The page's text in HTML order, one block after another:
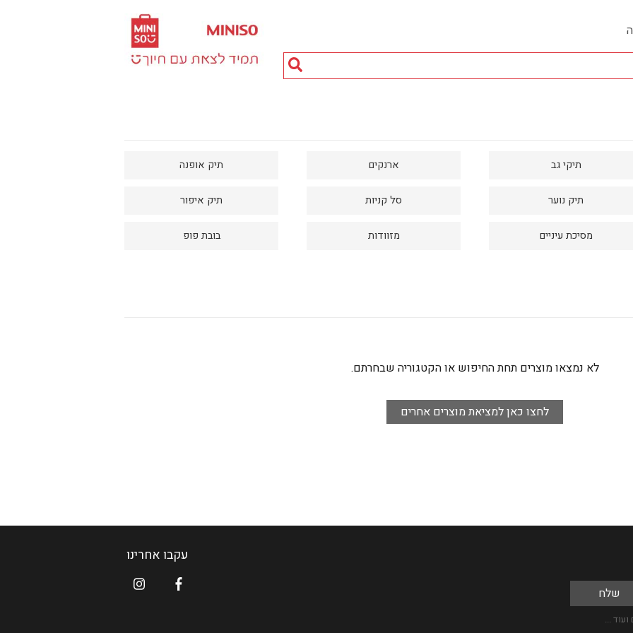
חיפוש
מוצרים...
תיקי גב ארנקים תיק אופנה
תיק נוער סל קניות תיק איפור
מסיכת עיניים מזוודות בובת פופ
לא נמצאו מוצרים תחת החיפוש או הקטגוריה שבחרתם.
לחצו כאן למציאת מוצרים אחרים
...
עקבו אחרינו